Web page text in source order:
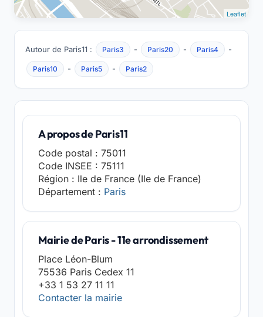
Leaflet
Autour de Paris11 : Paris3 - Paris20 - Paris4 -
Paris10 - Paris5 - Paris2
A propos de Paris11
Code postal : 75011
Code INSEE : 75111
Région : Ile de France (Ile de France)
Département : Paris
Mairie de Paris - 11e arrondissement
Place Léon-Blum
75536 Paris Cedex 11
+33 1 53 27 11 11
Contacter la mairie